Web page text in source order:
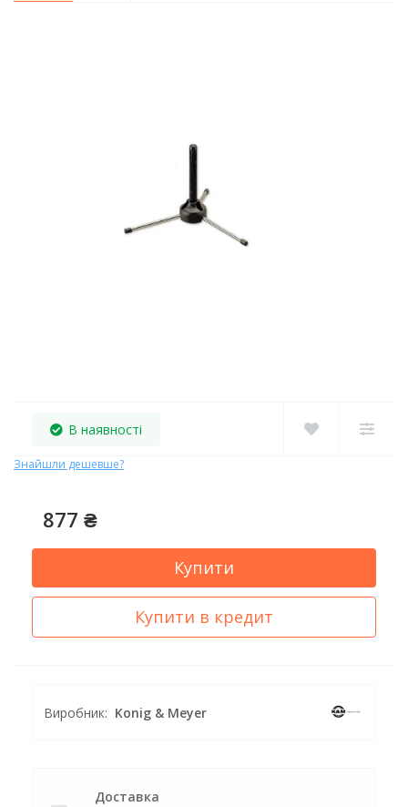
В наявності
Знайшли дешевше?
877 ₴
Купити
Купити в кредит
Виробник: Konig & Meyer
Доставка